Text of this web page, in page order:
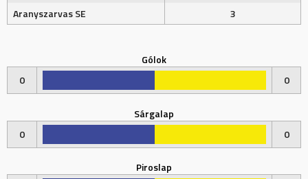
Aranyszarvas SE
3
Gólok
0
0
Sárgalap
0
0
Piroslap